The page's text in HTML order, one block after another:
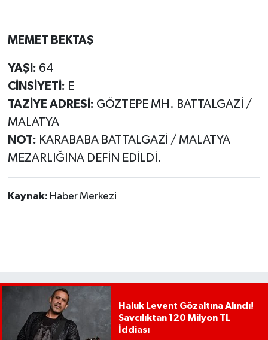
MEMET BEKTAŞ
YAŞI: 64
CİNSİYETİ: E
TAZİYE ADRESİ: GÖZTEPE MH. BATTALGAZİ /
MALATYA
NOT: KARABABA BATTALGAZİ / MALATYA
MEZARLIĞINA DEFİN EDİLDİ.
Kaynak: Haber Merkezi
Haluk Levent Gözaltına Alındı!
Savcılıktan 120 Milyon TL
İddiası